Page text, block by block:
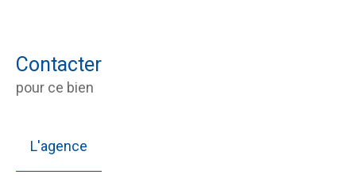
Contacter
pour ce bien
L'agence